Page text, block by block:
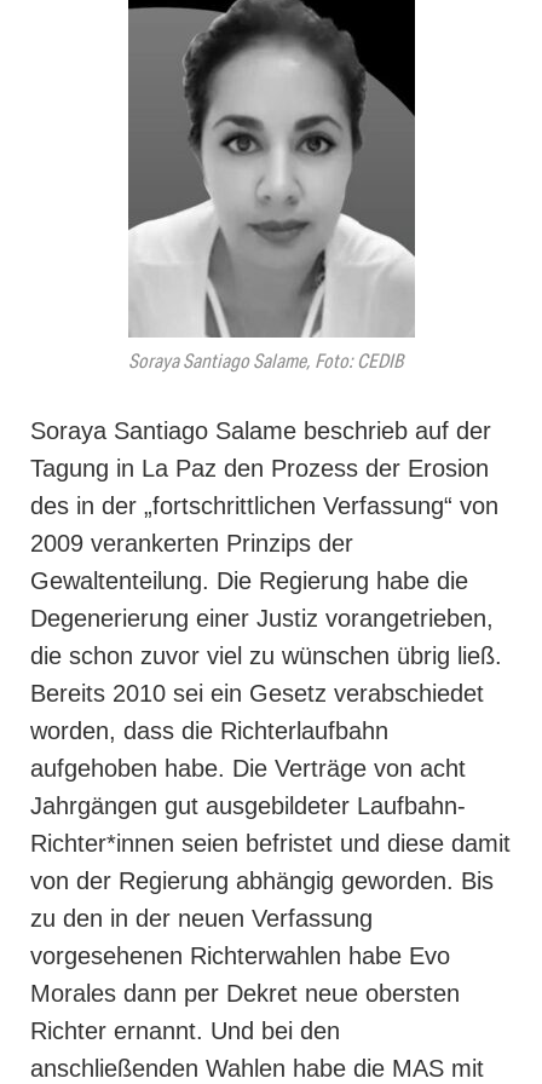
Soraya Santiago Salame, Foto: CEDIB
Soraya Santiago Salame beschrieb auf der
Tagung in La Paz den Prozess der Erosion
des in der „fortschrittlichen Verfassung“ von
2009 verankerten Prinzips der
Gewaltenteilung. Die Regierung habe die
Degenerierung einer Justiz vorangetrieben,
die schon zuvor viel zu wünschen übrig ließ.
Bereits 2010 sei ein Gesetz verabschiedet
worden, dass die Richterlaufbahn
aufgehoben habe. Die Verträge von acht
Jahrgängen gut ausgebildeter Laufbahn-
Richter*innen seien befristet und diese damit
von der Regierung abhängig geworden. Bis
zu den in der neuen Verfassung
vorgesehenen Richterwahlen habe Evo
Morales dann per Dekret neue obersten
Richter ernannt. Und bei den
anschließenden Wahlen habe die MAS mit